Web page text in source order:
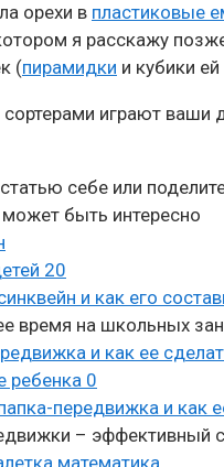
орехи в пластиковые
я расскажу
(пирамидки и кубики
играют ваши
себе или
быть интересно
20
и как его
время на школьных
ребенка 0
передвижка и как
– эффективный